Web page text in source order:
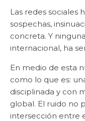
Las redes sociales
sospechas,
concreta. Y
internacional, ha
En medio de esta
como lo que es:
disciplinada y con
global. El ruido no
intersección entre